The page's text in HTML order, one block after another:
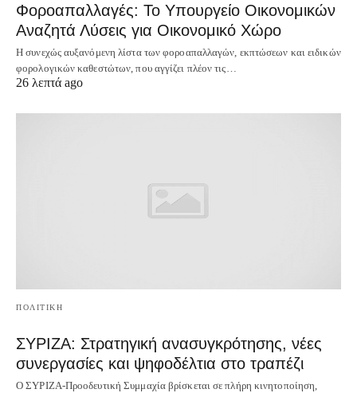
Φοροαπαλλαγές: Το Υπουργείο Οικονομικών
Αναζητά Λύσεις για Οικονομικό Χώρο
Η συνεχώς αυξανόμενη λίστα των φοροαπαλλαγών, εκπτώσεων και ειδικών
φορολογικών καθεστώτων, που αγγίζει πλέον τις…
26 λεπτά ago
ΠΟΛΙΤΙΚΗ
ΣΥΡΙΖΑ: Στρατηγική ανασυγκρότησης, νέες
συνεργασίες και ψηφοδέλτια στο τραπέζι
Ο ΣΥΡΙΖΑ-Προοδευτική Συμμαχία βρίσκεται σε πλήρη κινητοποίηση,